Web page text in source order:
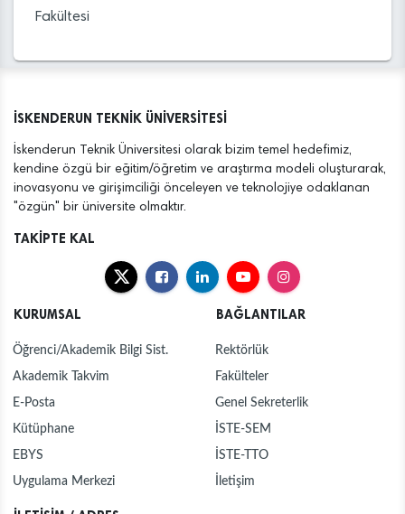
Fakültesi
İSKENDERUN TEKNİK ÜNİVERSİTESİ
İskenderun Teknik Üniversitesi olarak bizim temel hedefimiz,
kendine özgü bir eğitim/öğretim ve araştırma modeli oluşturarak,
inovasyonu ve girişimciliği önceleyen ve teknolojiye odaklanan
"özgün" bir üniversite olmaktır.
TAKİPTE KAL
KURUMSAL
Öğrenci/Akademik Bilgi Sist.
Akademik Takvim
E-Posta
Kütüphane
EBYS
Uygulama Merkezi
BAĞLANTILAR
Rektörlük
Fakülteler
Genel Sekreterlik
İSTE-SEM
İSTE-TTO
İletişim